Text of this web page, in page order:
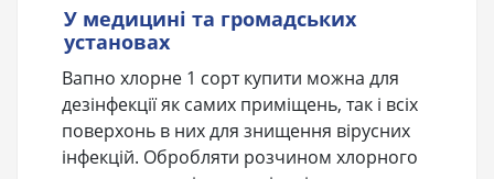
У медицині та громадських
установах
Вапно хлорне 1 сорт купити можна для
дезінфекції як самих приміщень, так і всіх
поверхонь в них для знищення вірусних
інфекцій. Обробляти розчином хлорного